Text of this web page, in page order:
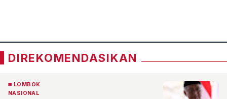
DIREKOMENDASIKAN
LOMBOK
NASIONAL